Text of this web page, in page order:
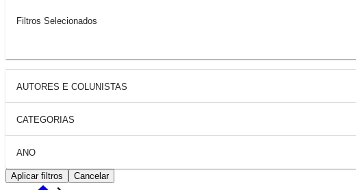
Filtros Selecionados
AUTORES E COLUNISTAS
CATEGORIAS
ANO
Aplicar filtros Cancelar